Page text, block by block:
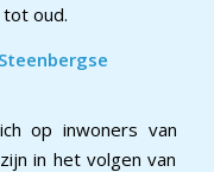
tot oud.
op inwoners van
in het volgen van